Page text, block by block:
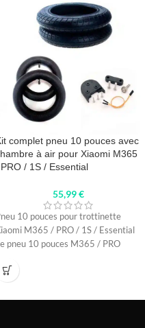
complet pneu 10 pouces avec
à air pour Xiaomi M365
/ 1S / Essential
55,99€
10 pouces pour trottinette
M365 / PRO / 1S / Essential
pneu 10 pouces M365 / PRO